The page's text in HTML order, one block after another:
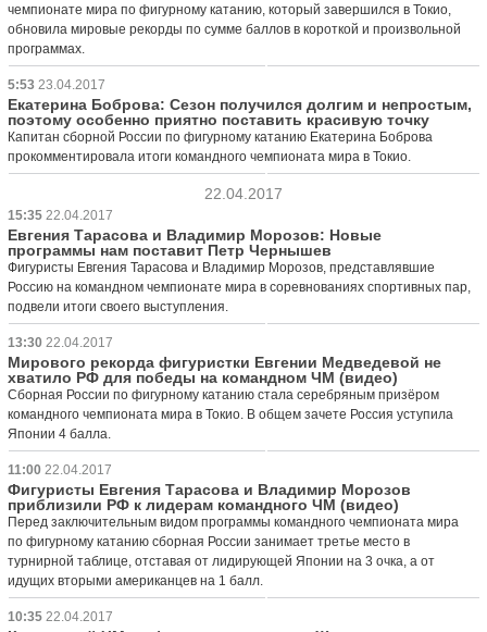
чемпионате мира по фигурному катанию, который завершился в Токио,
обновила мировые рекорды по сумме баллов в короткой и произвольной
программах.
5:53 23.04.2017
Екатерина Боброва: Сезон получился долгим и непростым,
поэтому особенно приятно поставить красивую точку
Капитан сборной России по фигурному катанию Екатерина Боброва
прокомментировала итоги командного чемпионата мира в Токио.
22.04.2017
15:35 22.04.2017
Евгения Тарасова и Владимир Морозов: Новые
программы нам поставит Петр Чернышев
Фигуристы Евгения Тарасова и Владимир Морозов, представлявшие
Россию на командном чемпионате мира в соревнованиях спортивных пар,
подвели итоги своего выступления.
13:30 22.04.2017
Мирового рекорда фигуристки Евгении Медведевой не
хватило РФ для победы на командном ЧМ (видео)
Сборная России по фигурному катанию стала серебряным призёром
командного чемпионата мира в Токио. В общем зачете Россия уступила
Японии 4 балла.
11:00 22.04.2017
Фигуристы Евгения Тарасова и Владимир Морозов
приблизили РФ к лидерам командного ЧМ (видео)
Перед заключительным видом программы командного чемпионата мира
по фигурному катанию сборная России занимает третье место в
турнирной таблице, отставая от лидирующей Японии на 3 очка, а от
идущих вторыми американцев на 1 балл.
10:35 22.04.2017